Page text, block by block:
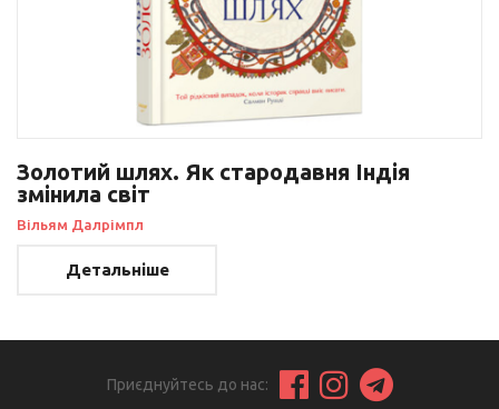
Золотий шлях. Як стародавня Індія
змінила світ
Вільям Далрімпл
Детальніше
Приєднуйтесь до нас: